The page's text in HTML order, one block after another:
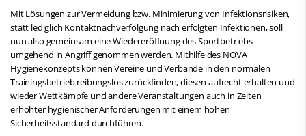
Mit Lösungen zur Vermeidung bzw. Minimierung von Infektionsrisiken,
statt lediglich Kontaktnachverfolgung nach erfolgten Infektionen, soll
nun also gemeinsam eine Wiedereröffnung des Sportbetriebs
umgehend in Angriff genommen werden. Mithilfe des NOVA
Hygienekonzepts können Vereine und Verbände in den normalen
Trainingsbetrieb reibungslos zurückfinden, diesen aufrecht erhalten und
wieder Wettkämpfe und andere Veranstaltungen auch in Zeiten
erhöhter hygienischer Anforderungen mit einem hohen
Sicherheitsstandard durchführen.